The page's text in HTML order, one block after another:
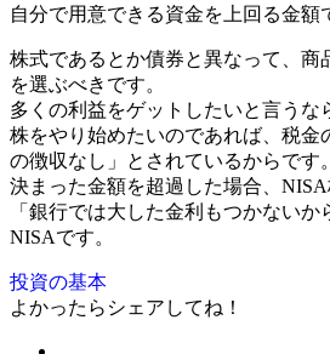
自分で用意できる資金を上回る金
株式であるとか債券と異なって、
を選ぶべきです。
多くの利益をゲットしたいと言うな
株をやり始めたいのであれば、税
の徴収なし」とされているからです。
決まった金額を超過した場合、
「銀行では大した金利もつかない
NISAです。
投資の基本
よかったらシェアしてね！